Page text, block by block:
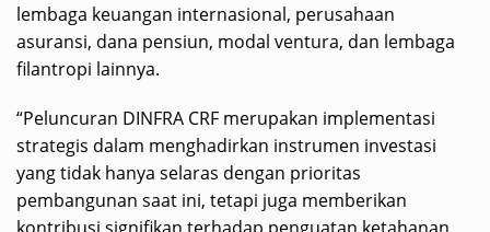
lembaga keuangan internasional, perusahaan
asuransi, dana pensiun, modal ventura, dan lembaga
filantropi lainnya.
“Peluncuran DINFRA CRF merupakan implementasi
strategis dalam menghadirkan instrumen investasi
yang tidak hanya selaras dengan prioritas
pembangunan saat ini, tetapi juga memberikan